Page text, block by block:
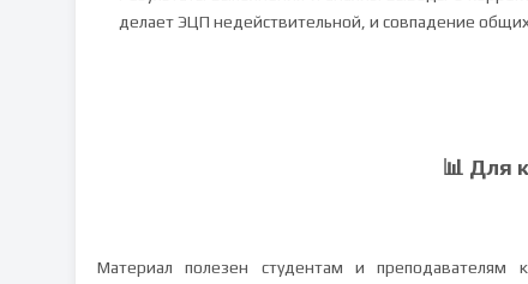
делает ЭЦП недействительной, и совпадение
📊 Для
Материал полезен студентам и преподавателям